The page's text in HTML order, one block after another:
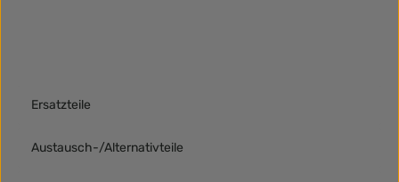
Ersatzteile
Austausch-/Alternativteile